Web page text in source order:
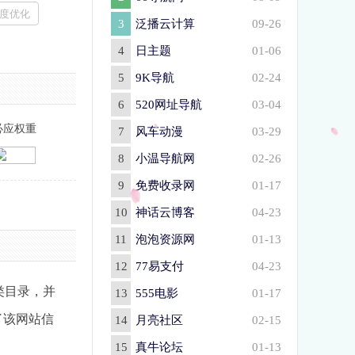
优化
应权重
目录，并
该网站信
3 泛播云计算 09-26
4 日主题 01-06
5 9K导航 02-24
6 520网址导航 03-04
7 风车动漫 03-29
8 小温导航网 02-26
9 免费收录网 01-17
10 神话云博客 04-23
11 泡泡资源网 01-13
12 77易支付 04-23
13 555电影 01-17
14 月亮社区 02-15
15 真牛论坛 01-13